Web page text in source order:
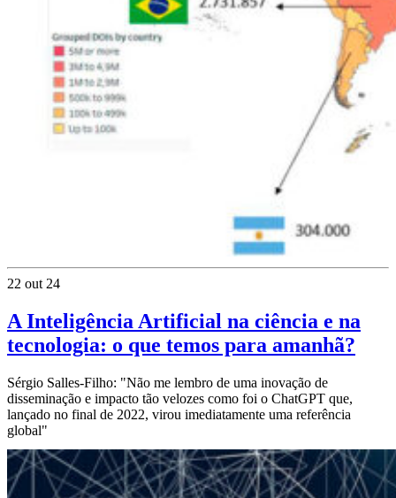
22 out 24
A Inteligência Artificial na ciência e na
tecnologia: o que temos para amanhã?
Sérgio Salles-Filho: "Não me lembro de uma inovação de
disseminação e impacto tão velozes como foi o ChatGPT que,
lançado no final de 2022, virou imediatamente uma referência
global"